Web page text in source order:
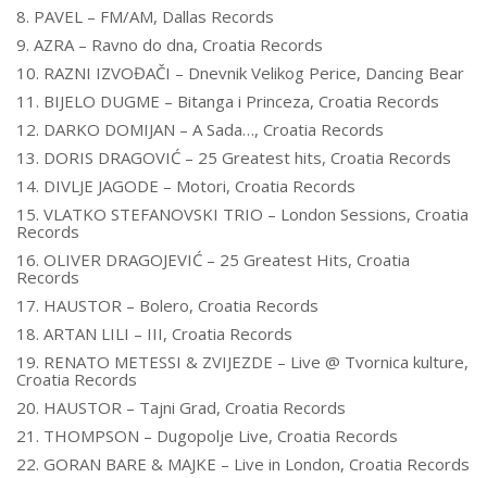
8. PAVEL – FM/AM, Dallas Records
9. AZRA – Ravno do dna, Croatia Records
10. RAZNI IZVOĐAČI – Dnevnik Velikog Perice, Dancing Bear
11. BIJELO DUGME – Bitanga i Princeza, Croatia Records
12. DARKO DOMIJAN – A Sada…, Croatia Records
13. DORIS DRAGOVIĆ – 25 Greatest hits, Croatia Records
14. DIVLJE JAGODE – Motori, Croatia Records
15. VLATKO STEFANOVSKI TRIO – London Sessions, Croatia
Records
16. OLIVER DRAGOJEVIĆ – 25 Greatest Hits, Croatia
Records
17. HAUSTOR – Bolero, Croatia Records
18. ARTAN LILI – III, Croatia Records
19. RENATO METESSI & ZVIJEZDE – Live @ Tvornica kulture,
Croatia Records
20. HAUSTOR – Tajni Grad, Croatia Records
21. THOMPSON – Dugopolje Live, Croatia Records
22. GORAN BARE & MAJKE – Live in London, Croatia Records